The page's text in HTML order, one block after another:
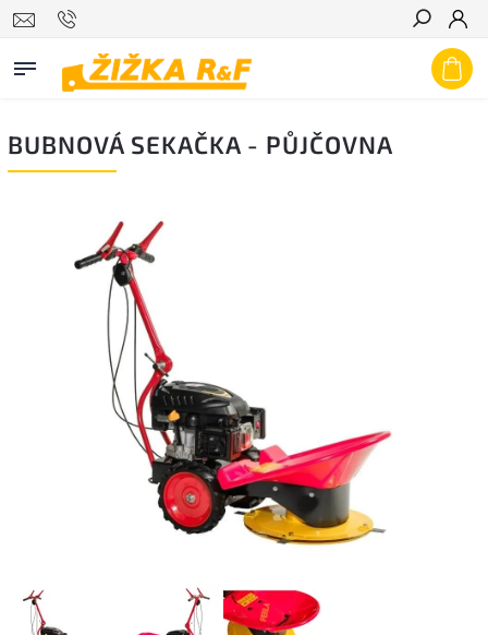
Hledat
BUBNOVÁ SEKAČKA - PŮJČOVNA